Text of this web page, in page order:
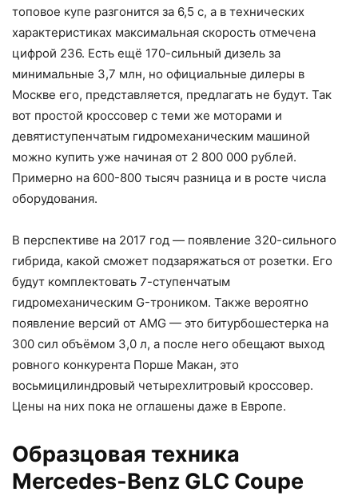
топовое купе разгонится за 6,5 с, а в технических
характеристиках максимальная скорость отмечена
цифрой 236. Есть ещё 170-сильный дизель за
минимальные 3,7 млн, но официальные дилеры в
Москве его, представляется, предлагать не будут. Так
вот простой кроссовер с теми же моторами и
девятиступенчатым гидромеханическим машиной
можно купить уже начиная от 2 800 000 рублей.
Примерно на 600-800 тысяч разница и в росте числа
оборудования.
В перспективе на 2017 год — появление 320-сильного
гибрида, какой сможет подзаряжаться от розетки. Его
будут комплектовать 7-ступенчатым
гидромеханическим G-троником. Также вероятно
появление версий от AMG — это битурбошестерка на
300 сил объёмом 3,0 л, а после него обещают выход
ровного конкурента Порше Макан, это
восьмицилиндровый четырехлитровый кроссовер.
Цены на них пока не оглашены даже в Европе.
Образцовая техника
Mercedes-Benz GLС Coupe